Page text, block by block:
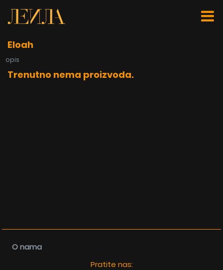
Eloah
opis
Trenutno nema proizvoda.
O nama
Pratite nas: